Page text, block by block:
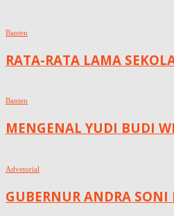
Banten
RATA-RATA LAMA
Banten
MENGENAL YUDI BUDI
Advetorial
GUBERNUR ANDRA